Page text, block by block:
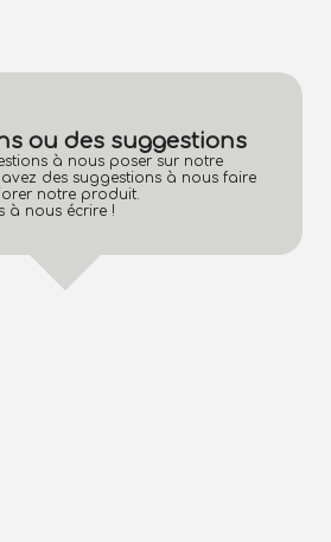
ou des suggestions
à nous poser sur notre
des suggestions à nous faire
notre produit.
à nous écrire !